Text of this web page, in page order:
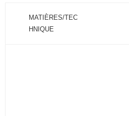
MATIÈRES/TEC
HNIQUE